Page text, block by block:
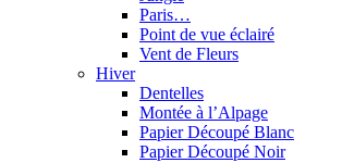
Paris…
Point de vue éclairé
Vent de Fleurs
Hiver
Dentelles
Montée à l’Alpage
Papier Découpé Blanc
Papier Découpé Noir